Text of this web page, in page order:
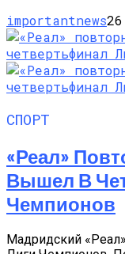
importantnews
СПОРТ
«Реал»
Вышел В
Чемпионов
Мадридский